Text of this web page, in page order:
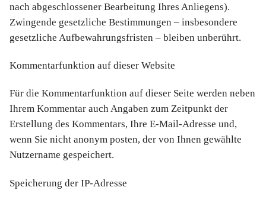
nach abgeschlossener Bearbeitung Ihres Anliegens).
Zwingende gesetzliche Bestimmungen – insbesondere
gesetzliche Aufbewahrungsfristen – bleiben unberührt.
Kommentarfunktion auf dieser Website
Für die Kommentarfunktion auf dieser Seite werden neben
Ihrem Kommentar auch Angaben zum Zeitpunkt der
Erstellung des Kommentars, Ihre E-Mail-Adresse und,
wenn Sie nicht anonym posten, der von Ihnen gewählte
Nutzername gespeichert.
Speicherung der IP-Adresse